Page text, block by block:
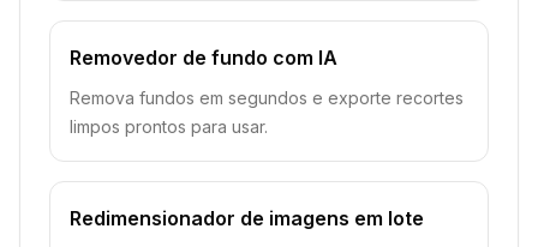
Removedor de fundo com IA
Remova fundos em segundos e exporte recortes
limpos prontos para usar.
Redimensionador de imagens em lote